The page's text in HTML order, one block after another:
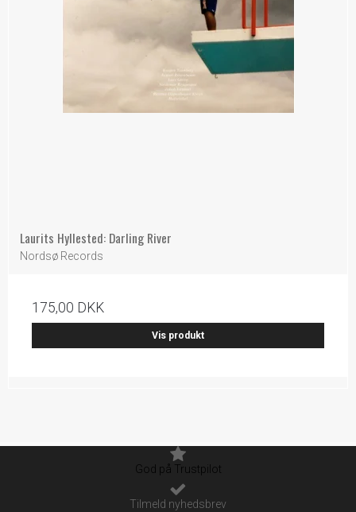
Laurits Hyllested: Darling River
Nordsø Records
175,00 DKK
Vis produkt
God på Trustpilot
Tilmeld nyhedsbrev